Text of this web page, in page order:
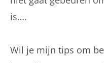
is….
Wil je mijn tips om